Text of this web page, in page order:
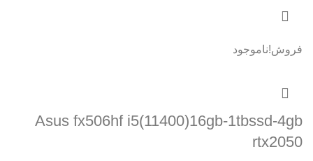
فروش!ناموجود
Asus fx506hf i5(11400)16gb-1tbssd-4gb
rtx2050